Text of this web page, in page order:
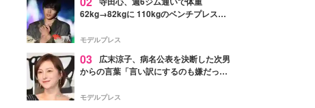
62kg→82kgに 110kgのベンチプレス持
「かっこいい」と反響
モデルプレス
03
広末涼子、病名公表を決断した次男
からの言葉「言い訳にするのも嫌だっ
モデルプレス